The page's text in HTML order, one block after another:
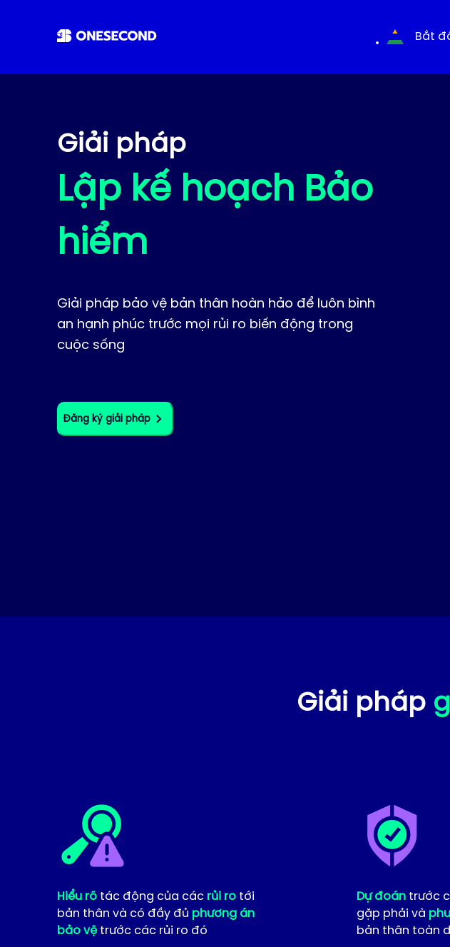
Bắt
Giải pháp
Lập kế hoạch Bảo
hiểm
Giải pháp bảo vệ bản thân hoàn hảo để luôn bình
an hạnh phúc trước mọi rủi ro biến động trong
cuộc sống
Đăng ký giải pháp
Giải pháp
Hiểu rõ tác động của các rủi ro tới
bản thân và có đầy đủ phương án
bảo vệtrước các rủi ro đó
Dự đoán trước
gặp phải và
bản thân toàn